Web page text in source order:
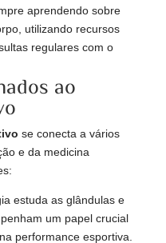
aprendendo sobre
utilizando recursos
regulares com o
ao
se conecta a vários
e da medicina
estuda as glândulas e
um papel crucial
performance esportiva.